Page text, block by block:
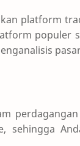
platform
populer
sehingga